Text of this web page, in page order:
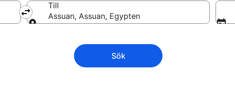
Till
Assuan, Assuan, Egypten
Sök